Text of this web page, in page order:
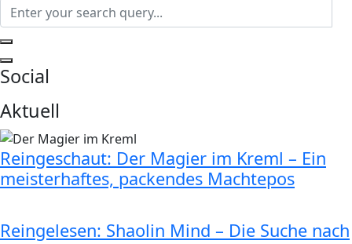
Social
Aktuell
Reingeschaut: Der Magier im Kreml – Ein
meisterhaftes, packendes Machtepos
Reingelesen: Shaolin Mind – Die Suche nach